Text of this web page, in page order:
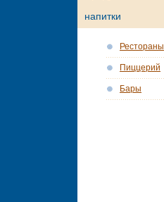
напитки
Рестораны
Пиццерий
Бары